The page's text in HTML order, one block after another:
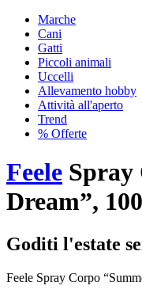
Marche
Cani
Gatti
Piccoli animali
Uccelli
Allevamento hobby
Attività all'aperto
Trend
% Offerte
Feele Spray
Dream”,
Goditi l'estate
Feele Spray Corpo